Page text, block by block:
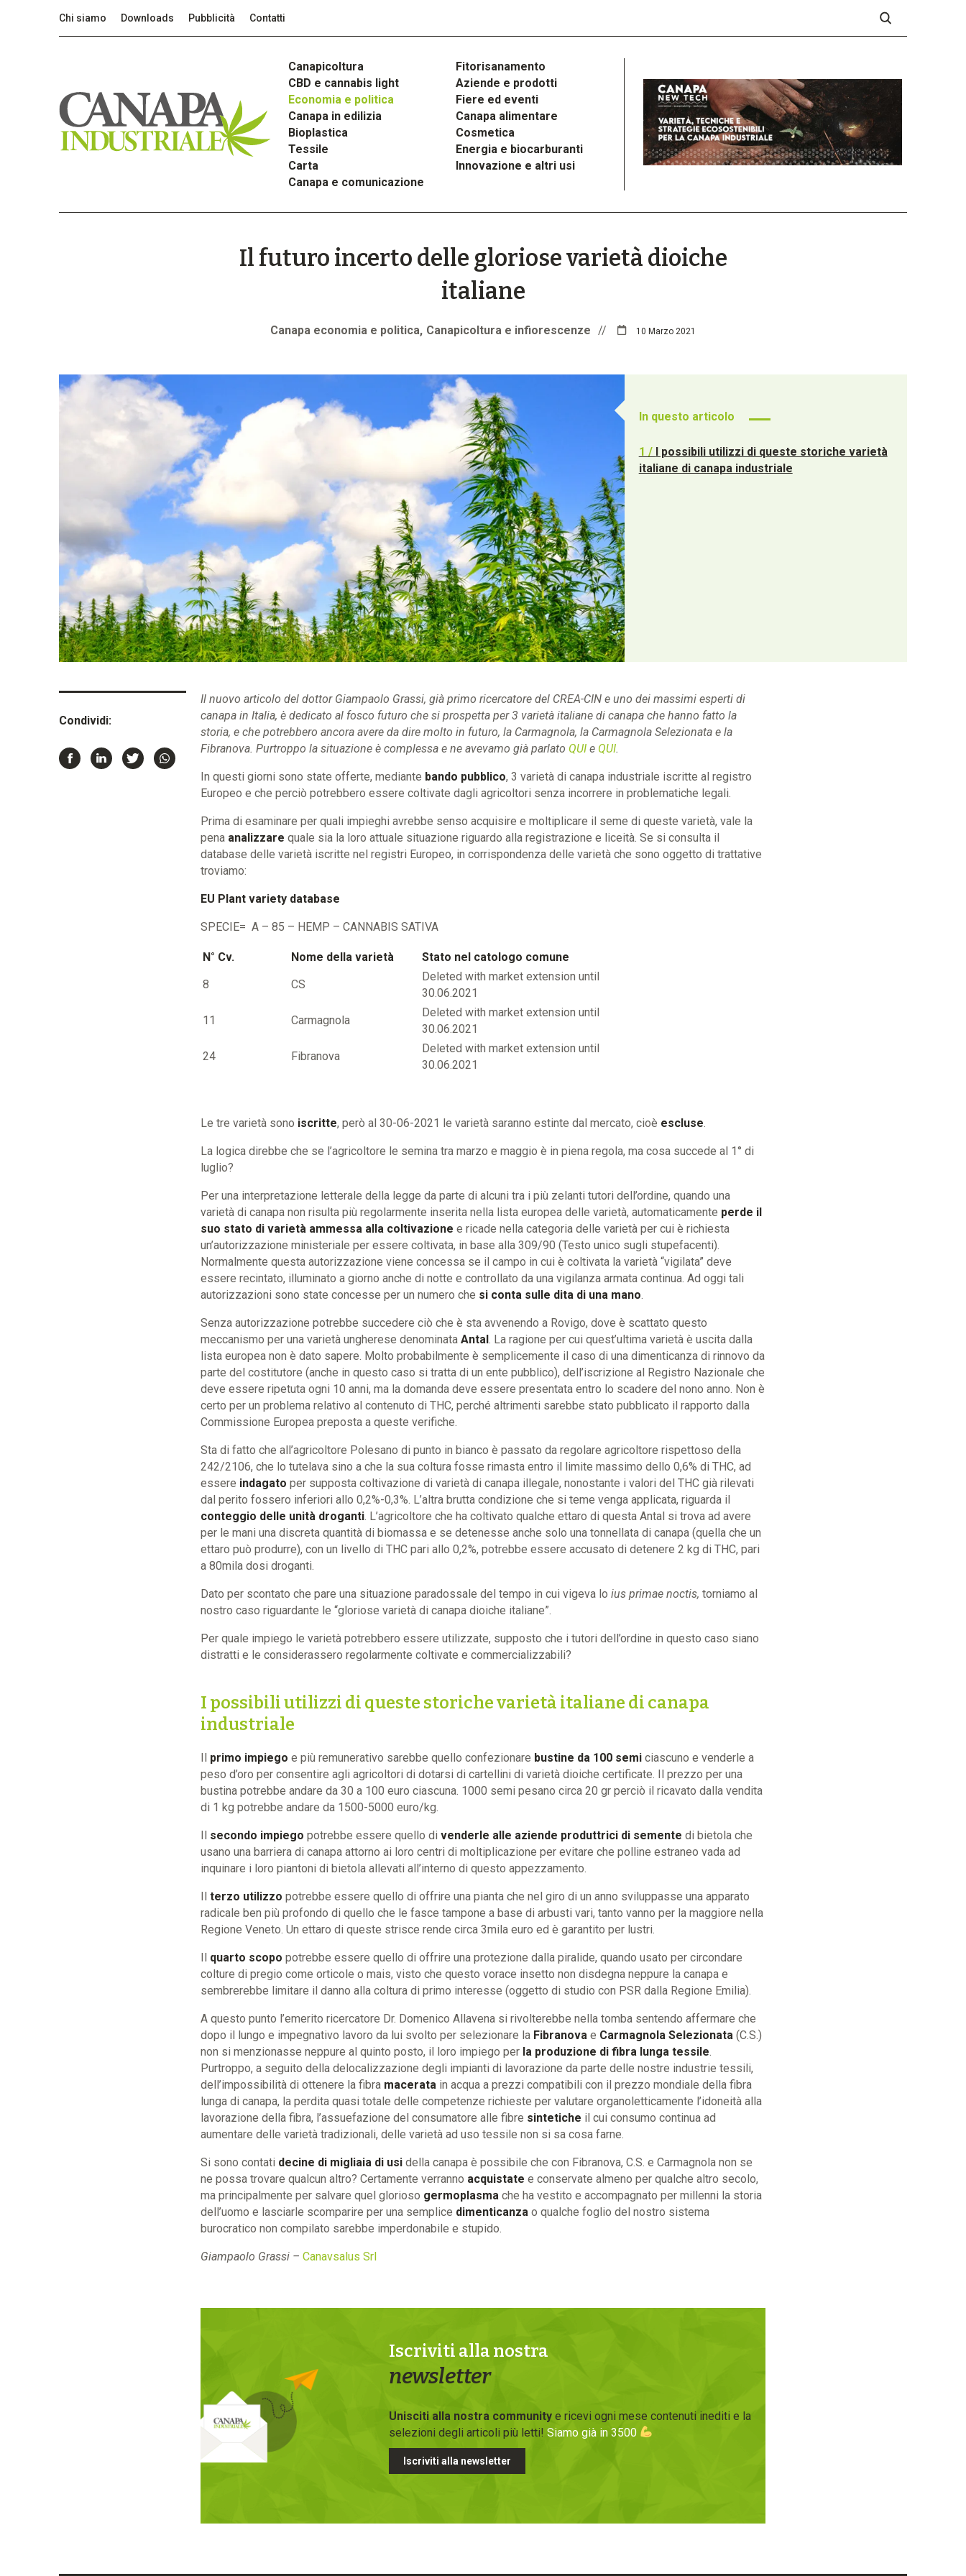
Chi siamo Downloads Pubblicità Contatti
Canapicoltura
Fitorisanamento
CBD e cannabis light
Aziende e prodotti
Economia e politica
Fiere ed eventi
Canapa in edilizia
Canapa alimentare
Bioplastica
Cosmetica
Tessile
Energia e biocarburanti
Carta
Innovazione e altri usi
Canapa e comunicazione
Il futuro incerto delle gloriose varietà dioiche
italiane
Canapa economia e politica Canapicoltura e infiorescenze // 10 Marzo 2021
In questo articolo
1 /
I possibili utilizzi di queste storiche varietà
italiane di canapa industriale
Condividi:
Il nuovo articolo del dottor Giampaolo Grassi, già primo ricercatore del CREA-CIN e uno dei massimi esperti di
canapa in Italia, è dedicato al fosco futuro che si prospetta per 3 varietà italiane di canapa che hanno fatto la
storia, e che potrebbero ancora avere da dire molto in futuro, la Carmagnola, la Carmagnola Selezionata e la
Fibranova. Purtroppo la situazione è complessa e ne avevamo già parlato QUIe QUI.
In questi giorni sono state offerte, mediante bando pubblico, 3 varietà di canapa industriale iscritte al registro
Europeo e che perciò potrebbero essere coltivate dagli agricoltori senza incorrere in problematiche legali.
Prima di esaminare per quali impieghi avrebbe senso acquisire e moltiplicare il seme di queste varietà, vale la
pena analizzare quale sia la loro attuale situazione riguardo alla registrazione e liceità. Se si consulta il
database delle varietà iscritte nel registri Europeo, in corrispondenza delle varietà che sono oggetto di trattative
troviamo:
EU Plant variety database
SPECIE= A – 85 – HEMP – CANNABIS SATIVA
N° Cv. Nome della varietà
Stato nel catologo comune
8
CS
Deleted with market extension until
30.06.2021
11
Carmagnola
Deleted with market extension until
30.06.2021
24
Fibranova
Deleted with market extension until
30.06.2021
Le tre varietà sono iscritte, però al 30-06-2021 le varietà saranno estinte dal mercato, cioè escluse.
La logica direbbe che se l’agricoltore le semina tra marzo e maggio è in piena regola, ma cosa succede al 1° di
luglio?
Per una interpretazione letterale della legge da parte di alcuni tra i più zelanti tutori dell’ordine, quando una
varietà di canapa non risulta più regolarmente inserita nella lista europea delle varietà, automaticamente perde il
suo stato di varietà ammessa alla coltivazione e ricade nella categoria delle varietà per cui è richiesta
un’autorizzazione ministeriale per essere coltivata, in base alla 309/90 (Testo unico sugli stupefacenti).
Normalmente questa autorizzazione viene concessa se il campo in cui è coltivata la varietà “vigilata” deve
essere recintato, illuminato a giorno anche di notte e controllato da una vigilanza armata continua. Ad oggi tali
autorizzazioni sono state concesse per un numero che si conta sulle dita di una mano.
Senza autorizzazione potrebbe succedere ciò che è sta avvenendo a Rovigo, dove è scattato questo
meccanismo per una varietà ungherese denominata Antal. La ragione per cui quest’ultima varietà è uscita dalla
lista europea non è dato sapere. Molto probabilmente è semplicemente il caso di una dimenticanza di rinnovo da
parte del costitutore (anche in questo caso si tratta di un ente pubblico), dell’iscrizione al Registro Nazionale che
deve essere ripetuta ogni 10 anni, ma la domanda deve essere presentata entro lo scadere del nono anno. Non è
certo per un problema relativo al contenuto di THC, perché altrimenti sarebbe stato pubblicato il rapporto dalla
Commissione Europea preposta a queste verifiche.
Sta di fatto che all’agricoltore Polesano di punto in bianco è passato da regolare agricoltore rispettoso della
242/2106, che lo tutelava sino a che la sua coltura fosse rimasta entro il limite massimo dello 0,6% di THC, ad
essere indagato per supposta coltivazione di varietà di canapa illegale, nonostante i valori del THC già rilevati
dal perito fossero inferiori allo 0,2%-0,3%. L’altra brutta condizione che si teme venga applicata, riguarda il
conteggio delle unità droganti. L’agricoltore che ha coltivato qualche ettaro di questa Antal si trova ad avere
per le mani una discreta quantità di biomassa e se detenesse anche solo una tonnellata di canapa (quella che un
ettaro può produrre), con un livello di THC pari allo 0,2%, potrebbe essere accusato di detenere 2 kg di THC, pari
a 80mila dosi droganti.
Dato per scontato che pare una situazione paradossale del tempo in cui vigeva lo ius primae noctis, torniamo al
nostro caso riguardante le “gloriose varietà di canapa dioiche italiane”.
Per quale impiego le varietà potrebbero essere utilizzate, supposto che i tutori dell’ordine in questo caso siano
distratti e le considerassero regolarmente coltivate e commercializzabili?
I possibili utilizzi di queste storiche varietà italiane di canapa
industriale
Il primo impiego e più remunerativo sarebbe quello confezionare bustine da 100 semiciascuno e venderle a
peso d’oro per consentire agli agricoltori di dotarsi di cartellini di varietà dioiche certificate. Il prezzo per una
bustina potrebbe andare da 30 a 100 euro ciascuna. 1000 semi pesano circa 20 gr perciò il ricavato dalla vendita
di 1 kg potrebbe andare da 1500-5000 euro/kg.
Il secondo impiego potrebbe essere quello di venderle alle aziende produttrici di semente di bietola che
usano una barriera di canapa attorno ai loro centri di moltiplicazione per evitare che polline estraneo vada ad
inquinare i loro piantoni di bietola allevati all’interno di questo appezzamento.
Il terzo utilizzo potrebbe essere quello di offrire una pianta che nel giro di un anno sviluppasse una apparato
radicale ben più profondo di quello che le fasce tampone a base di arbusti vari, tanto vanno per la maggiore nella
Regione Veneto. Un ettaro di queste strisce rende circa 3mila euro ed è garantito per lustri.
Il quarto scopo potrebbe essere quello di offrire una protezione dalla piralide, quando usato per circondare
colture di pregio come orticole o mais, visto che questo vorace insetto non disdegna neppure la canapa e
sembrerebbe limitare il danno alla coltura di primo interesse (oggetto di studio con PSR dalla Regione Emilia).
A questo punto l’emerito ricercatore Dr. Domenico Allavena si rivolterebbe nella tomba sentendo affermare che
dopo il lungo e impegnativo lavoro da lui svolto per selezionare la Fibranovae Carmagnola Selezionata(C.S.)
non si menzionasse neppure al quinto posto, il loro impiego per la produzione di fibra lunga tessile.
Purtroppo, a seguito della delocalizzazione degli impianti di lavorazione da parte delle nostre industrie tessili,
dell’impossibilità di ottenere la fibra maceratain acqua a prezzi compatibili con il prezzo mondiale della fibra
lunga di canapa, la perdita quasi totale delle competenze richieste per valutare organoletticamente l’idoneità alla
lavorazione della fibra, l’assuefazione del consumatore alle fibre sintetiche il cui consumo continua ad
aumentare delle varietà tradizionali, delle varietà ad uso tessile non si sa cosa farne.
Si sono contati decine di migliaia di usidella canapa è possibile che con Fibranova, C.S. e Carmagnola non se
ne possa trovare qualcun altro? Certamente verranno acquistate e conservate almeno per qualche altro secolo,
ma principalmente per salvare quel glorioso germoplasmache ha vestito e accompagnato per millenni la storia
dell’uomo e lasciarle scomparire per una semplice dimenticanzao qualche foglio del nostro sistema
burocratico non compilato sarebbe imperdonabile e stupido.
Giampaolo Grassi – Canavsalus Srl
Iscriviti alla nostra
newsletter
Unisciti alla nostra communitye ricevi ogni mese contenuti inediti e la
selezioni degli articoli più letti! Siamo già in 3500
Iscriviti alla newsletter